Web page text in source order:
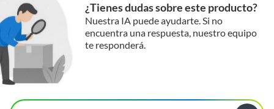
¿Tienes dudas sobre este producto?
Nuestra IA puede ayudarte. Si no
encuentra una respuesta, nuestro equipo
te responderá.